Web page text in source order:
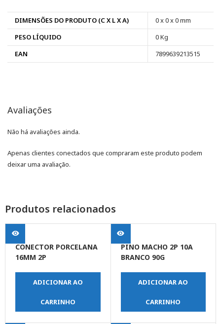
DIMENSÕES DO PRODUTO (C X L X A)
0 x 0 x 0 mm
PESO LÍQUIDO
0 Kg
EAN
7899639213515
Avaliações
Não há avaliações ainda.
Apenas clientes conectados que compraram este produto podem
deixar uma avaliação.
Produtos relacionados
CONECTOR PORCELANA
16MM 2P
ADICIONAR AO
CARRINHO
PINO MACHO 2P 10A
BRANCO 90G
ADICIONAR AO
CARRINHO